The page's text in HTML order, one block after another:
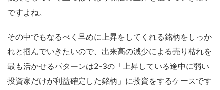
ですよね。
その中でもなるべく早めに上昇をしてくれる銘柄をしっか
れと掴んでいきたいので、出来高の減少による売り枯れを
最も活かせるパターンは2-3の「上昇している途中に弱い
投資家だけが利益確定した銘柄」に投資をするケースです